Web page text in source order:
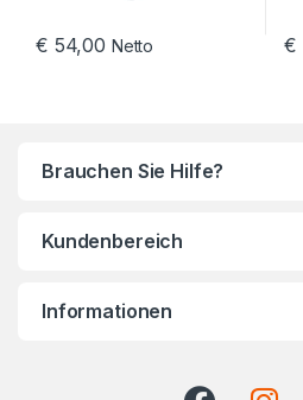
€ 54,00 Netto €
Brauchen Sie Hilfe?
Kundenbereich
Informationen